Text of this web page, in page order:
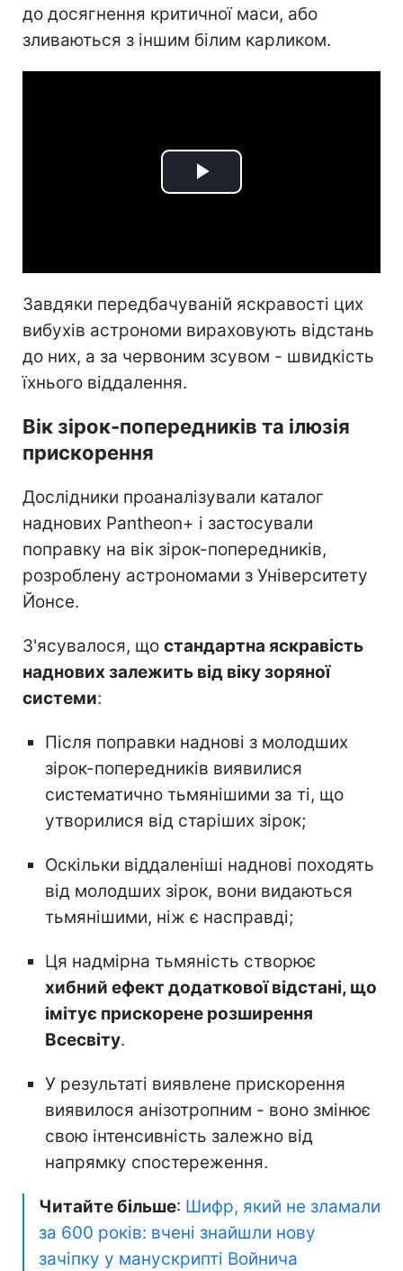
до досягнення критичної маси, або
зливаються з іншим білим карликом.
Play
Завдяки передбачуваній яскравості цих
вибухів астрономи вираховують відстань
до них, а за червоним зсувом - швидкість
їхнього віддалення.
Вік зірок-попередників та ілюзія
прискорення
Дослідники проаналізували каталог
наднових Pantheon+ і застосували
поправку на вік зірок-попередників,
розроблену астрономами з Університету
Йонсе.
З'ясувалося, що стандартна яскравість
наднових залежить від віку зоряної
системи:
Після поправки наднові з молодших
зірок-попередників виявилися
систематично тьмянішими за ті, що
утворилися від старіших зірок;
Оскільки віддаленіші наднові походять
від молодших зірок, вони видаються
тьмянішими, ніж є насправді;
Ця надмірна тьмяність створює
хибний ефект додаткової відстані, що
імітує прискорене розширення
Всесвіту.
У результаті виявлене прискорення
виявилося анізотропним - воно змінює
свою інтенсивність залежно від
напрямку спостереження.
Читайте більше: Шифр, який не зламали
за 600 років: вчені знайшли нову
зачіпку у манускрипті Войнича